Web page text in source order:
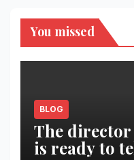
You missed
BLOG
The
is ready to